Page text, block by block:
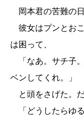
岡本君の苦難の日
彼女はプンとお
は困って、
「なあ。サチ子
ベンしてくれ。」
と頭をさげた。だ
「どうしたらゆる